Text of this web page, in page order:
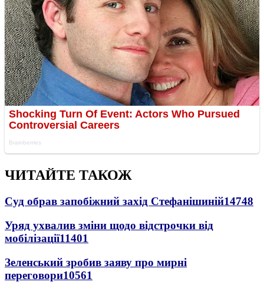
ЧИТАЙТЕ ТАКОЖ
Суд обрав запобіжний захід Стефанішиній14748
Уряд ухвалив зміни щодо відстрочки від
мобілізації11401
Зеленський зробив заяву про мирні
переговори10561